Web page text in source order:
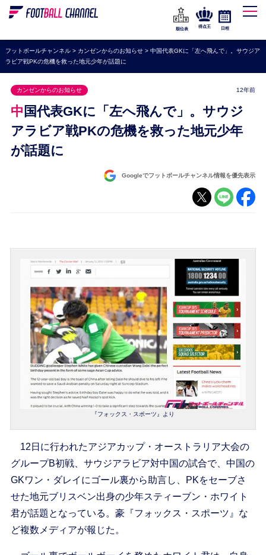
WEリーグ
海外サッカー
プレミアリーグ
ラ・リーガ
セリエA
ブンデスリーガ
UEFA
ナショナルチーム
順位表
得点王 日程
フットボールチャンネル> カンゼンからのお知らせ> 中国代表GKに「左へ飛んで」。サウジア
ラビア戦PKの危機を救った地元少年が話題に
カンゼンからのお知らせ 12年前
中国代表GKに「左へ飛んで」。サウジ
アラビア戦PKの危機を救った地元少年
が話題に
Googleでフットボールチャンネル情報を優先表示
『フォックス・スポーツ』より
12日に行われたアジアカップ・オーストラリア大会の
グループB初戦、サウジアラビア対中国の試合で、中国の
GKワン・ダレイにゴール裏から助言し、PKをセーブさ
せた地元ブリスベン出身の少年スティーブン・ホワイト
君が話題となっている。豪『フォックス・スポーツ』な
ど複数メディアが報じた。